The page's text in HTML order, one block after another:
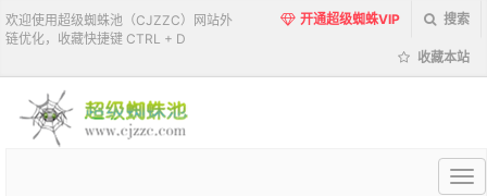
欢迎使用超级蜘蛛池（CJZZC）网站外
链优化，收藏快捷键 CTRL + D
开通超级蜘蛛VIP 搜索
收藏本站
超